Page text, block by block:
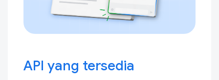
API yang tersedia